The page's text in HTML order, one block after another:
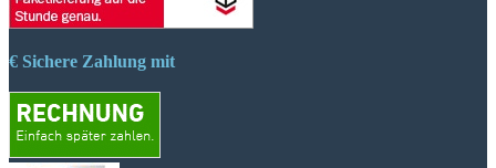
€ Sichere Zahlung mit